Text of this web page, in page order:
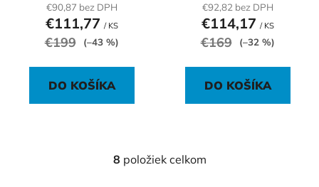
€90,87 bez DPH
€111,77 / KS
€199 (–43 %)
DO KOŠÍKA
€92,82 bez DPH
€114,17 / KS
€169 (–32 %)
DO KOŠÍKA
O
8 položiek celkom